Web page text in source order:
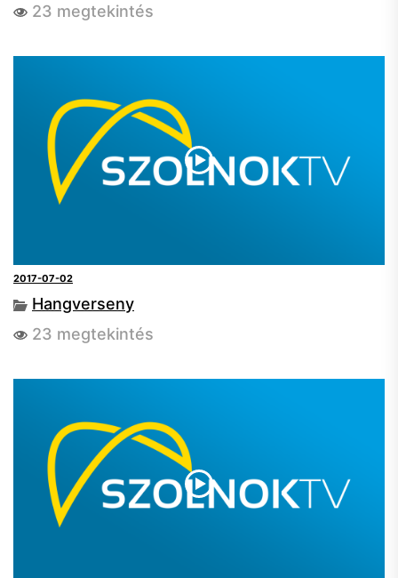
23 megtekintés
2017-07-02
Hangverseny
23 megtekintés